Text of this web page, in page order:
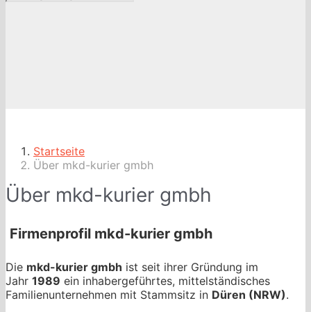
Startseite
Über mkd-kurier gmbh
Über mkd-kurier gmbh
Firmenprofil mkd-kurier gmbh
Die mkd-kurier gmbh ist seit ihrer Gründung im
Jahr 1989 ein inhabergeführtes, mittelständisches
Familienunternehmen mit Stammsitz in Düren (NRW).